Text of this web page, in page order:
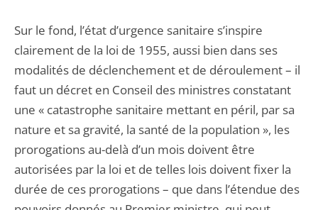
Sur le fond, l’état d’urgence sanitaire s’inspire
clairement de la loi de 1955, aussi bien dans ses
modalités de déclenchement et de déroulement – il
faut un décret en Conseil des ministres constatant
une « catastrophe sanitaire mettant en péril, par sa
nature et sa gravité, la santé de la population », les
prorogations au-delà d’un mois doivent être
autorisées par la loi et de telles lois doivent fixer la
durée de ces prorogations – que dans l’étendue des